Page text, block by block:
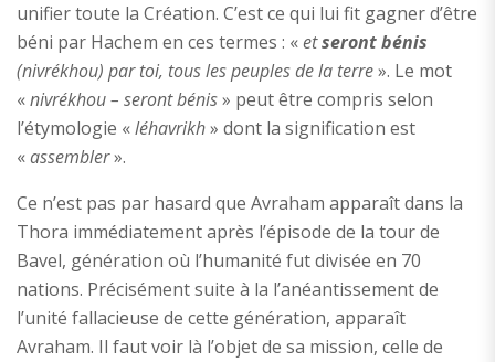
unifier toute la Création. C’est ce qui lui fit gagner d’être
béni par Hachem en ces termes : «etseront bénis
(nivrékhou) par toi, tous les peuples de la terre». Le mot
«nivrékhou – seront bénis» peut être compris selon
l’étymologie «léhavrikh» dont la signification est
«assembler».
Ce n’est pas par hasard que Avraham apparaît dans la
Thora immédiatement après l’épisode de la tour de
Bavel, génération où l’humanité fut divisée en 70
nations. Précisément suite à la l’anéantissement de
l’unité fallacieuse de cette génération, apparaît
Avraham. Il faut voir là l’objet de sa mission, celle de